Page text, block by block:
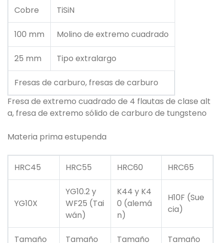
Cobre TiSiN
100 mm Molino de extremo cuadrado
25 mm Tipo extralargo
Fresas de carburo, fresas de carburo
Fresa de extremo cuadrado de 4 flautas de clase alt
a, fresa de extremo sólido de carburo de tungsteno
Materia prima estupenda
HRC45 HRC55 HRC60 HRC65
YG10X
YG10.2 y
WF25 (Tai
wán)
K44 y K4
0 (alemá
n)
H10F (Sue
cia)
Tamaño
Tamaño
Tamaño
Tamaño